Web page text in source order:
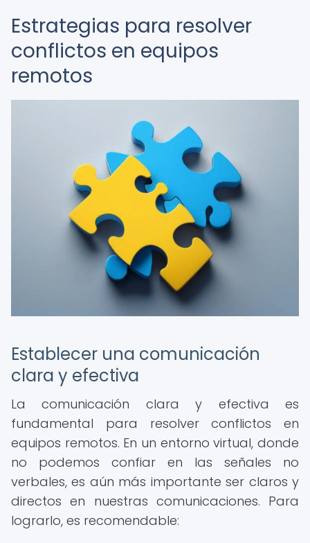
Estrategias para resolver
conflictos en equipos
remotos
Establecer una comunicación
clara y efectiva
La comunicación clara y efectiva es
fundamental para resolver conflictos en
equipos remotos. En un entorno virtual, donde
no podemos confiar en las señales no
verbales, es aún más importante ser claros y
directos en nuestras comunicaciones. Para
lograrlo, es recomendable: